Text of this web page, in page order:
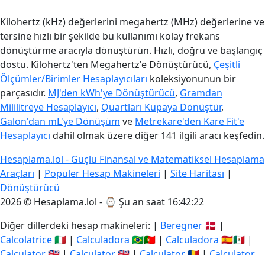
Kilohertz (kHz) değerlerini megahertz (MHz) değerlerine ve
tersine hızlı bir şekilde bu kullanımı kolay frekans
dönüştürme aracıyla dönüştürün. Hızlı, doğru ve başlangıç
dostu. Kilohertz'ten Megahertz'e Dönüştürücü, Çeşitli
Ölçümler/Birimler Hesaplayıcıları koleksiyonunun bir
parçasıdır. MJ'den kWh'ye Dönüştürücü, Gramdan
Mililitreye Hesaplayıcı, Quartları Kupaya Dönüştür,
Galon'dan mL'ye Dönüşüm ve Metrekare'den Kare Fit'e
Hesaplayıcı dahil olmak üzere diğer 141 ilgili aracı keşfedin.
Hesaplama.lol - Güçlü Finansal ve Matematiksel Hesaplama
Araçları | Popüler Hesap Makineleri | Site Haritası |
Dönüştürücü
2026 © Hesaplama.lol - ⌚ Şu an saat 16:42:23
Diğer dillerdeki hesap makineleri: | Beregner 🇩🇰 |
Calcolatrice🇮🇹 | Calculadora 🇧🇷🇵🇹 | Calculadora 🇪🇸🇲🇽 |